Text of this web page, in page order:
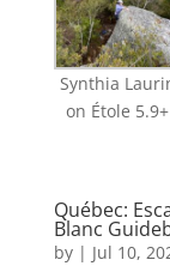
Synthia
on Étole 5.9+
Québec:
Blanc
by | Jul 10,